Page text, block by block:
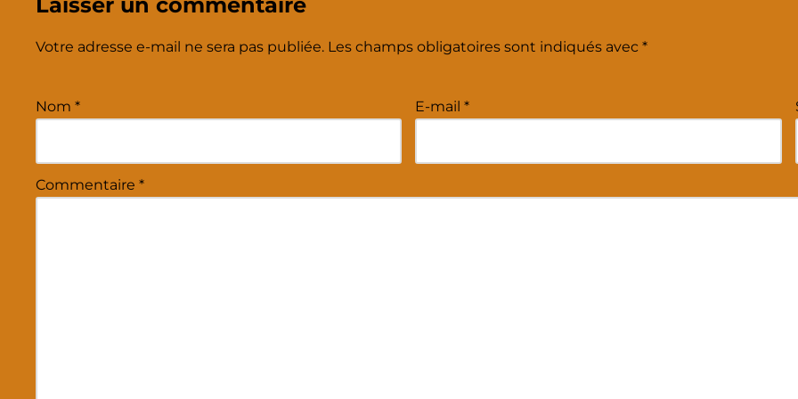
Votre adresse e-mail ne sera pas publiée. Les champs obligatoires sont indiqués avec *
Nom * E-mail*
Commentaire *